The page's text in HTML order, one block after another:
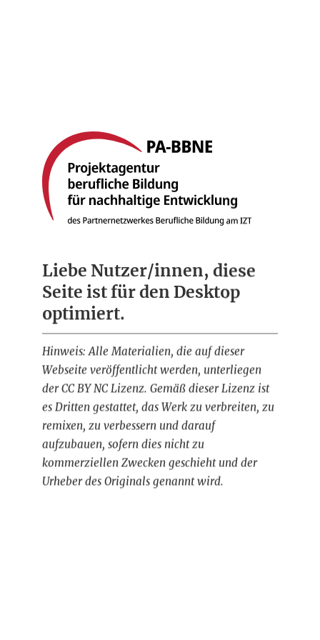
Liebe Nutzer/innen, diese
Seite ist für den Desktop
optimiert.
Hinweis: Alle Materialien, die auf dieser
Webseite veröffentlicht werden, unterliegen
der CC BY NC Lizenz. Gemäß dieser Lizenz ist
es Dritten gestattet, das Werk zu verbreiten, zu
remixen, zu verbessern und darauf
aufzubauen, sofern dies nicht zu
kommerziellen Zwecken geschieht und der
Urheber des Originals genannt wird.